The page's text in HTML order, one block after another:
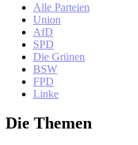
Alle Parteien
Union
AfD
SPD
Die Grünen
BSW
FPD
Linke
Die Themen